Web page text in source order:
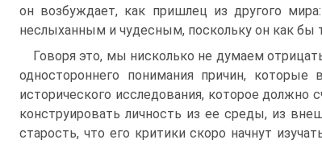
он возбуждает, как пришлец из другого
неслыханным и чудесным, поскольку он как бы
Говоря это, мы нисколько не думаем
одностороннего понимания причин,
исторического исследования, которое
конструировать личность из ее среды, из
старость, что его критики скоро начнут